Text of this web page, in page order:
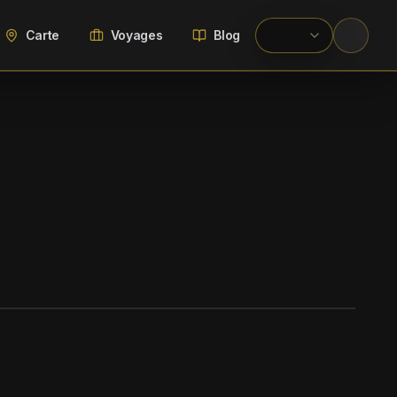
Carte Voyages Blog